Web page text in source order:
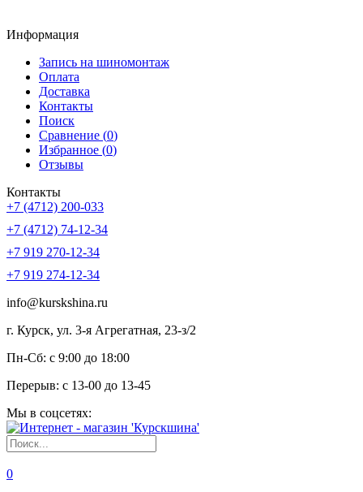
Информация
Запись на шиномонтаж
Оплата
Доставка
Контакты
Поиск
Сравнение (0)
Избранное (0)
Отзывы
Контакты
+7 (4712) 200-033
+7 (4712) 74-12-34
+7 919 270-12-34
+7 919 274-12-34
info@kurskshina.ru
г. Курск, ул. 3-я Агрегатная, 23-з/2
Пн-Сб: с 9:00 до 18:00
Перерыв: с 13-00 до 13-45
Мы в соцсетях:
0